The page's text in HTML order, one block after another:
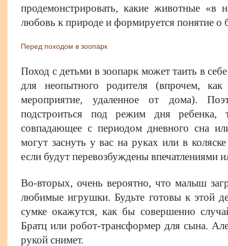
продемонстрировать, какие животные «в
любовь к природе и формируется понятие
Перед походом в зоопарк
Поход с детьми в зоопарк может таить в
для неопытного родителя (впрочем,
мероприятие, удаленное от дома).
подстроиться под режим дня ребенка,
совпадающее с периодом дневного сна
могут заснуть у вас на руках или в
если будут перевозбуждены впечатлениями
Во-вторых, очень вероятно, что малыш
любимые игрушки. Будьте готовы к этой
сумке окажутся, как бы совершенно
Братц или робот-трансформер для сына.
рукой снимет.